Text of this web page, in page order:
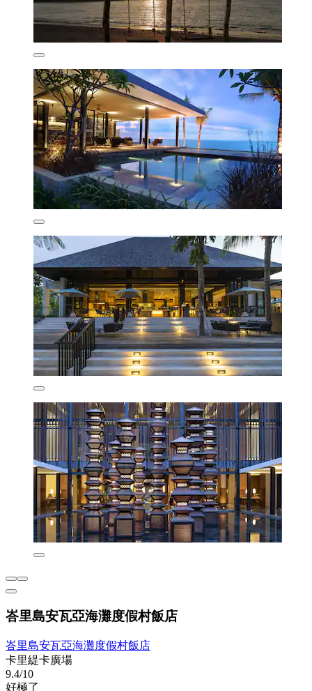
峇里島安瓦亞海灘度假村飯店
峇里島安瓦亞海灘度假村飯店
卡里緹卡廣場
9.4/10
好極了